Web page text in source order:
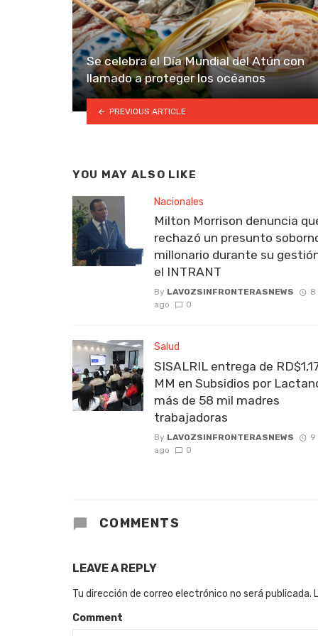
Se celebra el Día Mundial del Atún con
llamado a proteger los océanos
PREVIOUS ARTICLE
YOU MAY ALSO LIKE
Nacionales
Milton Morrison denuncia
rechazó un presunto
millonario durante su
el INTRANT
By LAVOZSINFRONTERASNEWS
8
ago
0
Salud
SISALRIL entrega de
MM en Subsidios por
más de 58 mil madres
trabajadoras
By LAVOZSINFRONTERASNEWS
9
ago
0
COMMENTS
LEAVE A REPLY
Tu dirección de correo electrónico no será publicada.
Comment